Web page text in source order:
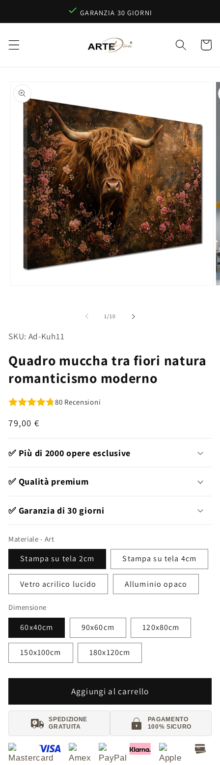
ai contenuti
QUALITÀ PREMIUM MADE IN GERMANY
Carrello
informazioni
sul prodotto
modale
1/su
10
SKU: Ad-Kuh11
Quadro muccha tra fiori natura
romanticismo moderno
80 Recensioni
Prezzo
listino
79,00 €
✅ Più di 2000 opere esclusive
✅ Qualità premium
✅ Garanzia di 30 giorni
Materiale - Art
Stampa su tela 2cm Stampa su tela 4cm
Vetro acrilico lucido Alluminio opaco
Dimensione
60x40cm 90x60cm 120x80cm
150x100cm 180x120cm
Aggiungi al carrello
SPEDIZIONE
GRATUITA
PAGAMENTO
100% SICURO